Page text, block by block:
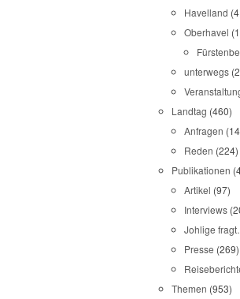
Havelland
Oberhavel
unterwegs
Landtag (460)
Anfragen
Reden (224)
Publikationen
Artikel (97)
Interviews
Johlige
Presse (269)
Themen (953)